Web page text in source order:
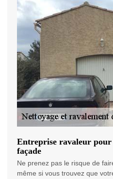
Entreprise ravaleur pour
façade
Ne prenez pas le risque de
même si vous trouvez que